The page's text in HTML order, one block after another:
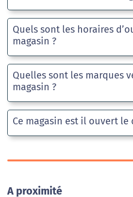
Quels sont les horaires
magasin ?
Quelles sont les marques
magasin ?
Ce magasin est il ouvert le
A proximité